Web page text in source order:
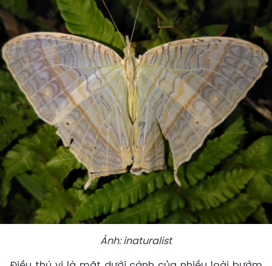
Ảnh: inaturalist